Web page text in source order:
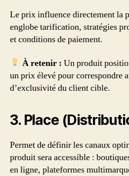
Le prix influence directement la
englobe tarification, stratégies
et conditions de paiement.
À retenir : Un produit
un prix élevé pour correspondre
d’exclusivité du client cible.
3. Place
Permet de définir les canaux
produit sera accessible :
en ligne, plateformes